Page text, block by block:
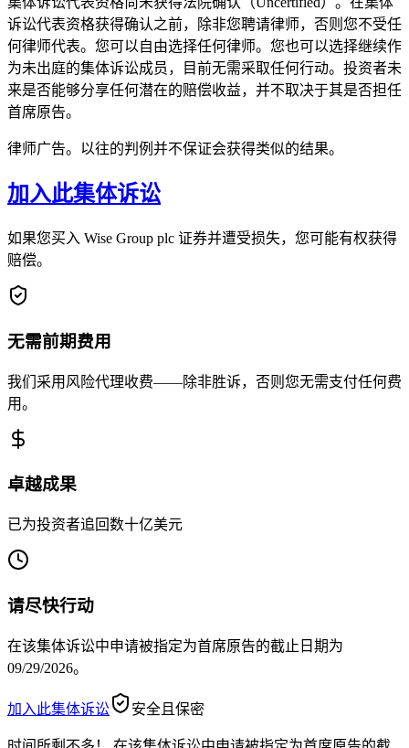
诉讼代表资格获得确认之前，除非您聘请律师，否则您不受任
何律师代表。您可以自由选择任何律师。您也可以选择继续作
为未出庭的集体诉讼成员，目前无需采取任何行动。投资者未
来是否能够分享任何潜在的赔偿收益，并不取决于其是否担任
首席原告。
律师广告。以往的判例并不保证会获得类似的结果。
加入此集体诉讼
如果您买入 Wise Group plc 证券并遭受损失，您可能有权获得
赔偿。
无需前期费用
我们采用风险代理收费——除非胜诉，否则您无需支付任何费
用。
卓越成果
已为投资者追回数十亿美元
请尽快行动
在该集体诉讼中申请被指定为首席原告的截止日期为
09/29/2026。
加入此集体诉讼 安全且保密